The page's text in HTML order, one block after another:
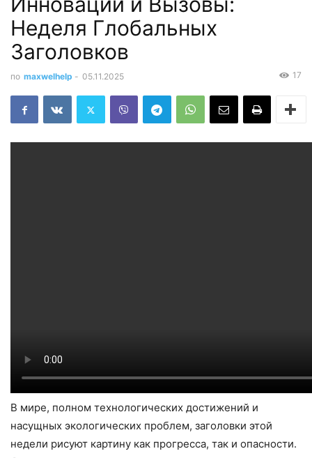
Неделя Глобальных
Заголовков
по maxwelhelp - 05.11.2025 17
В мире, полном технологических достижений и
насущных экологических проблем, заголовки этой
недели рисуют картину как прогресса, так и опасности.